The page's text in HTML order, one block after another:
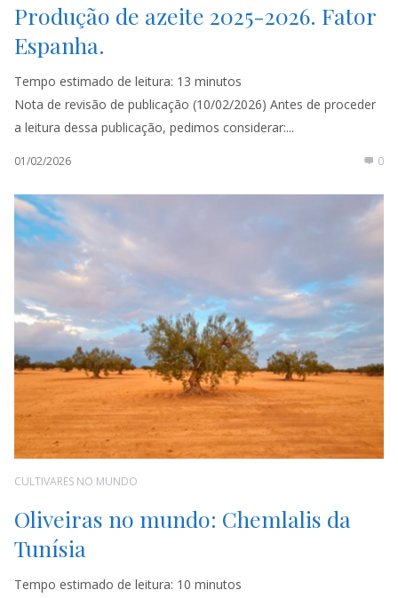
Produção de azeite 2025-2026. Fator
Espanha.
Tempo estimado de leitura: 13 minutos
Nota de revisão de publicação (10/02/2026) Antes de proceder
a leitura dessa publicação, pedimos considerar:...
01/02/2026 0
CULTIVARES NO MUNDO
Oliveiras no mundo: Chemlalis da
Tunísia
Tempo estimado de leitura: 10 minutos